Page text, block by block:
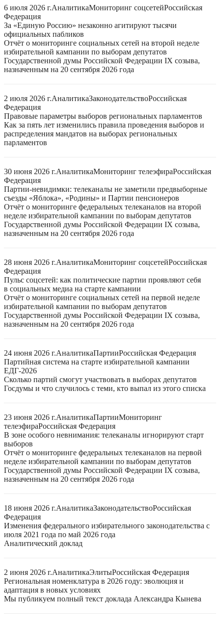
6 июля 2026 г.АналитикаМониторинг соцсетейРоссийская
Федерация
За «Единую Россию» незаконно агитируют тысячи
официальных пабликов
Отчёт о мониторинге социальных сетей на второй неделе
избирательной кампании по выборам депутатов
Государственной думы Российской Федерации IX созыва,
назначенным на 20 сентября 2026 года
2 июля 2026 г.АналитикаЗаконодательствоРоссийская
Федерация
Правовые параметры выборов региональных парламентов
Как за пять лет изменились правила проведения выборов и
распределения мандатов на выборах региональных
парламентов
30 июня 2026 г.АналитикаМониторинг телеэфираРоссийская
Федерация
Партии-невидимки: телеканалы не заметили предвыборные
съезды «Яблока», «Родины» и Партии пенсионеров
Отчёт о мониторинге федеральных телеканалов на второй
неделе избирательной кампании по выборам депутатов
Государственной думы Российской Федерации IX созыва,
назначенным на 20 сентября 2026 года
28 июня 2026 г.АналитикаМониторинг соцсетейРоссийская
Федерация
Пульс соцсетей: как политические партии проявляют себя
в социальных медиа на старте кампании
Отчёт о мониторинге социальных сетей на первой неделе
избирательной кампании по выборам депутатов
Государственной думы Российской Федерации IX созыва,
назначенным на 20 сентября 2026 года
24 июня 2026 г.АналитикаПартииРоссийская Федерация
Партийная система на старте избирательной кампании
ЕДГ-2026
Сколько партий смогут участвовать в выборах депутатов
Госдумы и что случилось с теми, кто выпал из этого списка
23 июня 2026 г.АналитикаПартииМониторинг
телеэфираРоссийская Федерация
В зоне особого невнимания: телеканалы игнорируют старт
выборов
Отчёт о мониторинге федеральных телеканалов на первой
неделе избирательной кампании по выборам депутатов
Государственной думы Российской Федерации IX созыва,
назначенным на 20 сентября 2026 года
18 июня 2026 г.АналитикаЗаконодательствоРоссийская
Федерация
Изменения федерального избирательного законодательства с
июля 2021 года по май 2026 года
Аналитический доклад
2 июня 2026 г.АналитикаЭлитыРоссийская Федерация
Региональная номенклатура в 2026 году: эволюция и
адаптация в новых условиях
Мы публикуем полный текст доклада Александра Кынева